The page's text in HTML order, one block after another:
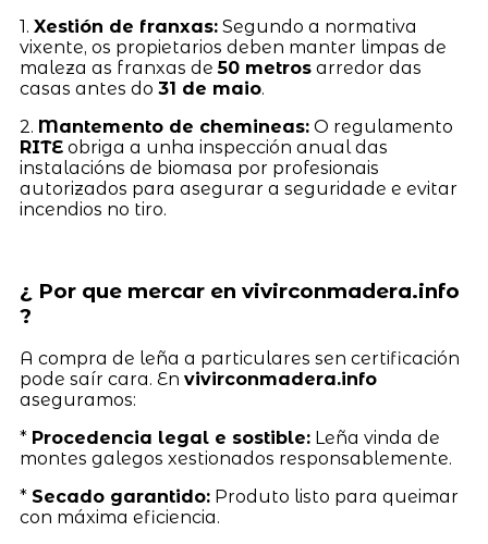
1. Xestión de franxas:Segundo a normativa
vixente, os propietarios deben manter limpas de
maleza as franxas de50 metrosarredor das
casas antes do 31 de maio.
2. Mantemento de chemineas:O regulamento
RITEobriga a unha inspección anual das
instalacións de biomasa por profesionais
autorizados para asegurar a seguridade e evitar
incendios no tiro.
¿ Por que mercar en vivirconmadera.info
?
A compra de leña a particulares sen certificación
pode saír cara. En vivirconmadera.info
aseguramos:
* Procedencia legal e sostible:Leña vinda de
montes galegos xestionados responsablemente.
* Secado garantido:Produto listo para queimar
con máxima eficiencia.